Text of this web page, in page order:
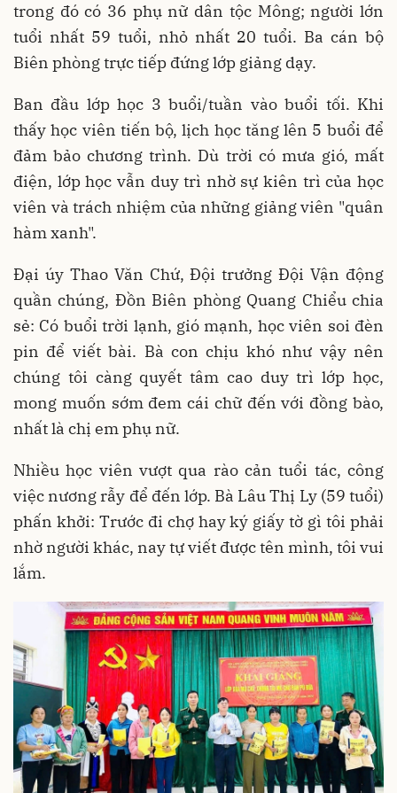
trong đó có 36 phụ nữ dân tộc Mông; người lớn
tuổi nhất 59 tuổi, nhỏ nhất 20 tuổi. Ba cán bộ
Biên phòng trực tiếp đứng lớp giảng dạy.
Ban đầu lớp học 3 buổi/tuần vào buổi tối. Khi
thấy học viên tiến bộ, lịch học tăng lên 5 buổi để
đảm bảo chương trình. Dù trời có mưa gió, mất
điện, lớp học vẫn duy trì nhờ sự kiên trì của học
viên và trách nhiệm của những giảng viên "quân
hàm xanh".
Đại úy Thao Văn Chứ, Đội trưởng Đội Vận động
quần chúng, Đồn Biên phòng Quang Chiểu chia
sẻ: Có buổi trời lạnh, gió mạnh, học viên soi đèn
pin để viết bài. Bà con chịu khó như vậy nên
chúng tôi càng quyết tâm cao duy trì lớp học,
mong muốn sớm đem cái chữ đến với đồng bào,
nhất là chị em phụ nữ.
Nhiều học viên vượt qua rào cản tuổi tác, công
việc nương rẫy để đến lớp. Bà Lâu Thị Ly (59 tuổi)
phấn khởi: Trước đi chợ hay ký giấy tờ gì tôi phải
nhờ người khác, nay tự viết được tên mình, tôi vui
lắm.